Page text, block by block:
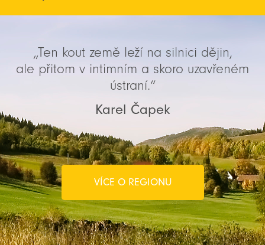
„Ten kout země leží na silnici dějin,
ale přitom v intimním a skoro uzavřeném
ústraní.“
Karel Čapek
VÍCE O REGIONU